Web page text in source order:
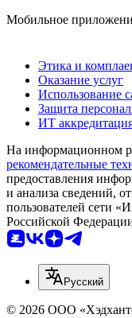
Мобильное
Этика и
Оказание услуг
Использование
Защита
ИТ
На информационном
рекомендательные
предоставления
и анализа сведений,
пользователей сети
Российской
Русский
© 2026 ООО